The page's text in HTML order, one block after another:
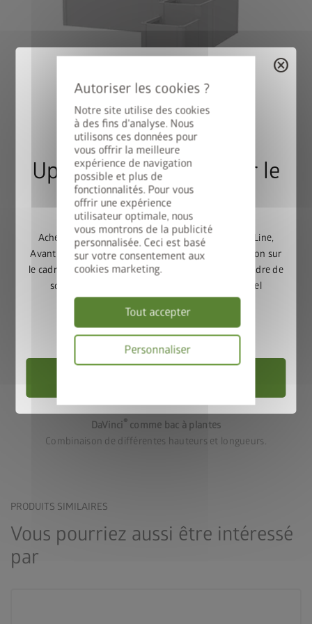
Notre site utilise des cookies
à des fins d'analyse. Nous
utilisons ces données pour
vous offrir la meilleure
expérience de navigation
possible et plus de
fonctionnalités. Pour vous
offrir une expérience
utilisateur optimale, nous
vous montrons de la publicité
personnalisée. Ceci est basé
sur votre consentement aux
cookies marketing.
Tout accepter
Personnaliser
confidentialité
Variante 2
DaVinci®comme brise-vue
Combinaison de différentes hauteurs et longueurs, avec
treillis et brise-vue.
DaVinci®comme bac à plantes
Combinaison de différentes hauteurs et longueurs.
PRODUITS SIMILAIRES
Vous pourriez aussi être intéressé
par
cancel
Upgrade Deal : 50% sur le
cadre de sol
Achetez un abri de jardin Europa, Panorama, HighLine,
AvantGarde ou Neo et bénéficiez de 50% de réduction sur
le cadre de sol assorti. Ajoutez l’abri de jardin et le cadre de
sol au panier, puis saisissez le code promotionnel
Valable jusqu’au 31/08/2026.